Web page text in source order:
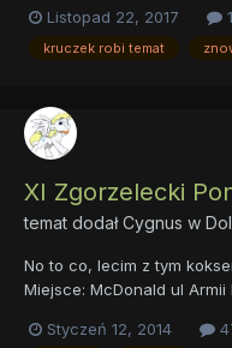
codziennym. Niektórzy
ubrań, a jak to jest z
Listopad 22, 2017
kruczek robi temat
XI Zgorzelecki
temat dodałCygnus w
No to co, lecim z tym
Miejsce: McDonald ul
Esiek wczoraj Magię i
Styczeń 12, 2014